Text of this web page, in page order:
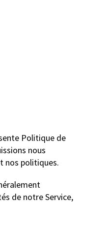
Politique de
nous
nos politiques.
de notre Service,